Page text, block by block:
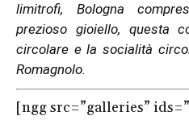
limitrofi, Bologna
prezioso gioiello, questa
circolare e la socialità
Romagnolo.
[ngg src=”galleries”